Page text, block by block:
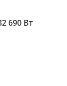
690 Вт